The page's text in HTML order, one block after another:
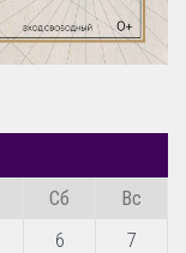
Сб
Вс
6
7